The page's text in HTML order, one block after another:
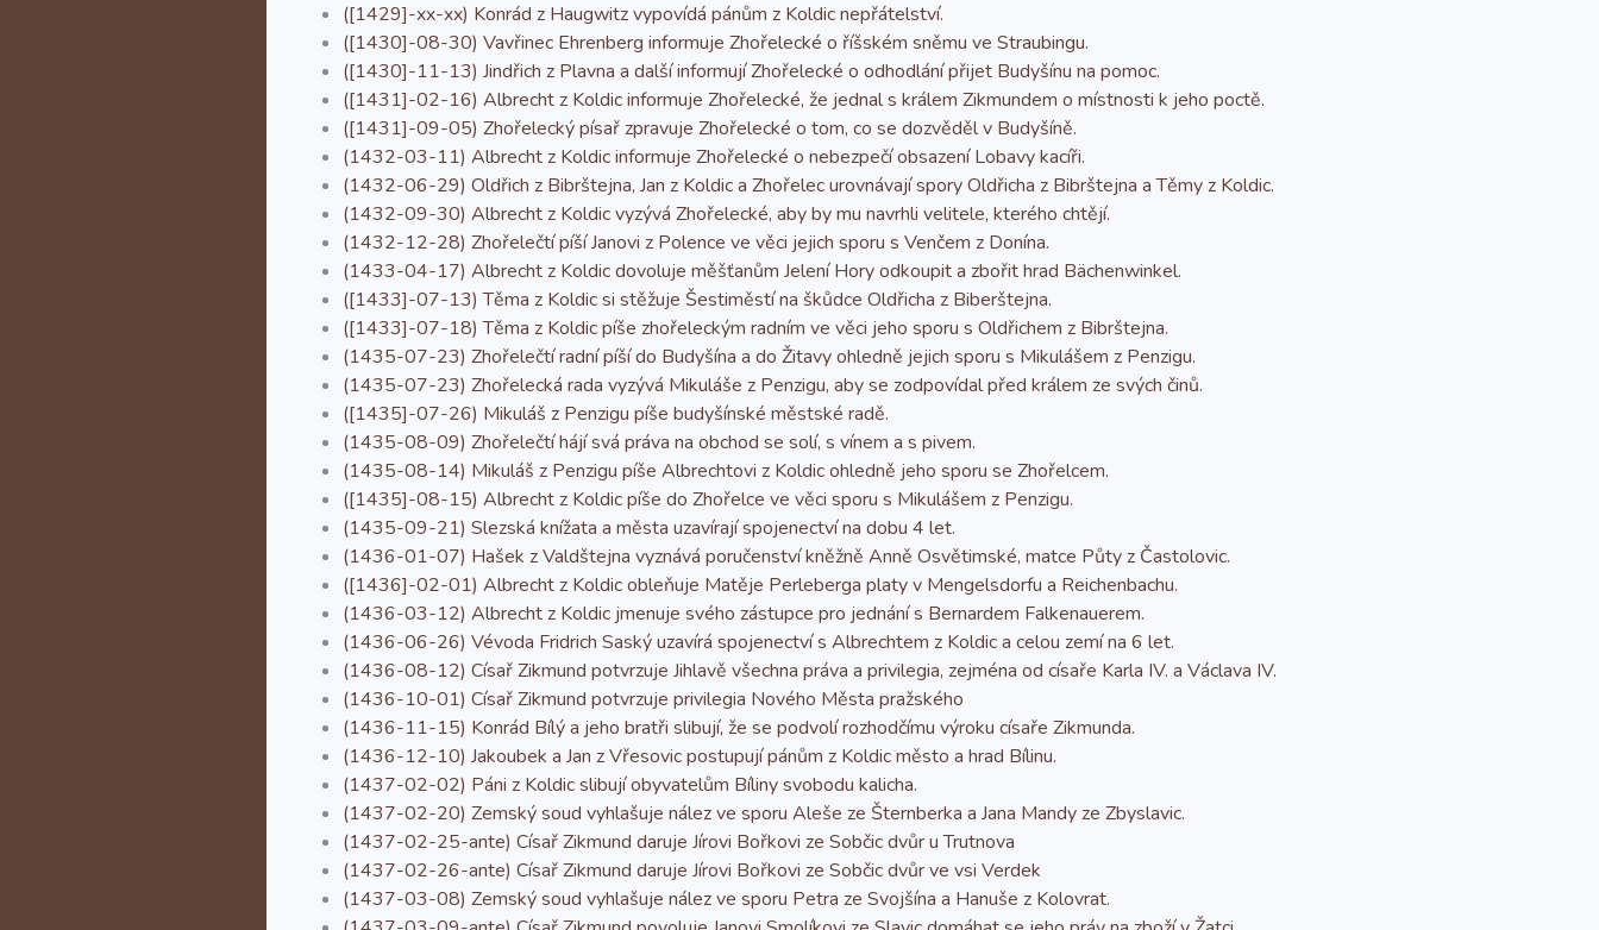
([1429]-xx-xx) Konrád z Haugwitz vypovídá pánům z Koldic nepřátelství.
([1430]-08-30) Vavřinec Ehrenberg informuje Zhořelecké o říšském sněmu ve Straubingu.
([1430]-11-13) Jindřich z Plavna a další informují Zhořelecké o odhodlání přijet Budyšínu na pomoc.
([1431]-02-16) Albrecht z Koldic informuje Zhořelecké, že jednal s králem Zikmundem o místnosti k jeho poctě.
([1431]-09-05) Zhořelecký písař zpravuje Zhořelecké o tom, co se dozvěděl v Budyšíně.
(1432-03-11) Albrecht z Koldic informuje Zhořelecké o nebezpečí obsazení Lobavy kacíři.
(1432-06-29) Oldřich z Bibrštejna, Jan z Koldic a Zhořelec urovnávají spory Oldřicha z Bibrštejna a Těmy z Koldic.
(1432-09-30) Albrecht z Koldic vyzývá Zhořelecké, aby by mu navrhli velitele, kterého chtějí.
(1432-12-28) Zhořelečtí píší Janovi z Polence ve věci jejich sporu s Venčem z Donína.
(1433-04-17) Albrecht z Koldic dovoluje měšťanům Jelení Hory odkoupit a zbořit hrad Bächenwinkel.
([1433]-07-13) Těma z Koldic si stěžuje Šestiměstí na škůdce Oldřicha z Biberštejna.
([1433]-07-18) Těma z Koldic píše zhořeleckým radním ve věci jeho sporu s Oldřichem z Bibrštejna.
(1435-07-23) Zhořelečtí radní píší do Budyšína a do Žitavy ohledně jejich sporu s Mikulášem z Penzigu.
(1435-07-23) Zhořelecká rada vyzývá Mikuláše z Penzigu, aby se zodpovídal před králem ze svých činů.
([1435]-07-26) Mikuláš z Penzigu píše budyšínské městské radě.
(1435-08-09) Zhořelečtí hájí svá práva na obchod se solí, s vínem a s pivem.
(1435-08-14) Mikuláš z Penzigu píše Albrechtovi z Koldic ohledně jeho sporu se Zhořelcem.
([1435]-08-15) Albrecht z Koldic píše do Zhořelce ve věci sporu s Mikulášem z Penzigu.
(1435-09-21) Slezská knížata a města uzavírají spojenectví na dobu 4 let.
(1436-01-07) Hašek z Valdštejna vyznává poručenství kněžně Anně Osvětimské, matce Půty z Častolovic.
([1436]-02-01) Albrecht z Koldic obleňuje Matěje Perleberga platy v Mengelsdorfu a Reichenbachu.
(1436-03-12) Albrecht z Koldic jmenuje svého zástupce pro jednání s Bernardem Falkenauerem.
(1436-06-26) Vévoda Fridrich Saský uzavírá spojenectví s Albrechtem z Koldic a celou zemí na 6 let.
(1436-08-12) Císař Zikmund potvrzuje Jihlavě všechna práva a privilegia, zejména od císaře Karla IV. a Václava IV.
(1436-10-01) Císař Zikmund potvrzuje privilegia Nového Města pražského
(1436-11-15) Konrád Bílý a jeho bratři slibují, že se podvolí rozhodčímu výroku císaře Zikmunda.
(1436-12-10) Jakoubek a Jan z Vřesovic postupují pánům z Koldic město a hrad Bílinu.
(1437-02-02) Páni z Koldic slibují obyvatelům Bíliny svobodu kalicha.
(1437-02-20) Zemský soud vyhlašuje nález ve sporu Aleše ze Šternberka a Jana Mandy ze Zbyslavic.
(1437-02-25-ante) Císař Zikmund daruje Jírovi Bořkovi ze Sobčic dvůr u Trutnova
(1437-02-26-ante) Císař Zikmund daruje Jírovi Bořkovi ze Sobčic dvůr ve vsi Verdek
(1437-03-08) Zemský soud vyhlašuje nález ve sporu Petra ze Svojšína a Hanuše z Kolovrat.